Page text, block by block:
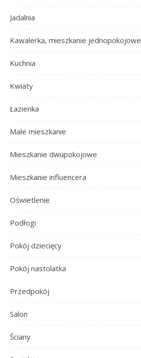
Jadalnia
Kawalerka, mieszkanie jednopokojowe
Kuchnia
Kwiaty
Łazienka
Małe mieszkanie
Mieszkanie dwupokojowe
Mieszkanie influencera
Oświetlenie
Podłogi
Pokój dziecięcy
Pokój nastolatka
Przedpokój
Salon
Ściany